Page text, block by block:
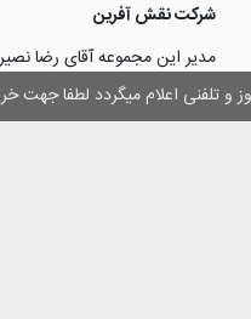
روز و تلفنی اعلام میگردد لطفا
شرکت نقش آفرین
مدیر این مجموعه آقای رضا
۳۰۰۰ نفر و دریافت تندیس